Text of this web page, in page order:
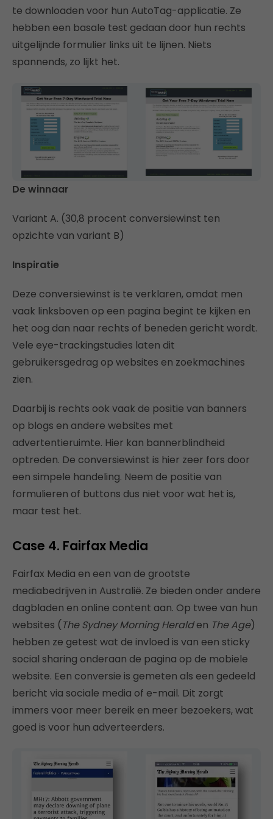
te downloaden voor hun AutoTag-applicatie. Ze
hebben een basale test gedaan door hun rechts
uitgelijnde formulier links uit te lijnen. Niets
spannends, zo lijkt het.
De winnaar
Variant A. (30,8 procent conversiewinst ten
opzichte van variant B)
Inspiratie
Deze conversiewinst is te verklaren, omdat men
vaak linksboven op een pagina begint te kijken en
het oog dan naar rechts of beneden gericht wordt.
Vele eye-trackingstudies laten dit
gebruikersgedrag op websites en zoekmachines
zien.
Daarbij is rechts ook vaak de positie van banners
op blogs en andere websites met
advertentieruimte. Hier kan bannerblindheid
optreden. De conversiewinst is hier zeer fors door
een simpele handeling. Neem de positie van
formulieren of buttons dus niet voor wat het is,
maar test het.
Case 4. Fairfax Media
Fairfax Media en een van de grootste
mediabedrijven in Australië. Ze bieden onder andere
dagbladen en online content aan. Op twee van hun
websites (The Sydney Morning Heralden The Age)
hebben ze getest wat de invloed is van een sticky
social sharing onderaan de pagina op de mobiele
website. Een conversie is gemeten als een gedeeld
bericht via sociale media of e-mail. Dit zorgt
immers voor meer bereik en meer bezoekers, wat
goed is voor hun adverteerders.